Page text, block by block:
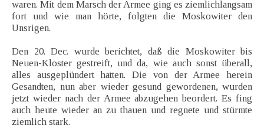
waren. Mit dem Marsch der Armee ging es ziemlichlangsam
fort und wie man hörte, folgten die Moskowiter den
Unsrigen.
Den 20. Dec. wurde berichtet, daß die Moskowiter bis
Neuen-Kloster gestreift, und da, wie auch sonst überall,
alles ausgeplündert hatten. Die von der Armee herein
Gesandten, nun aber wieder gesund gewordenen, wurden
jetzt wieder nach der Armee abzugehen beordert. Es fing
auch heute wieder an zu thauen und regnete und stürmte
ziemlich stark.